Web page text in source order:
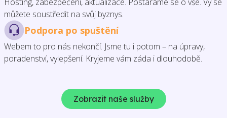
můžete soustředit na svůj byznys.
Podpora po spuštění
Webem to pro nás nekončí. Jsme tu i potom – na úpravy,
poradenství, vylepšení. Kryjeme vám záda i dlouhodobě.
Zobrazit naše služby